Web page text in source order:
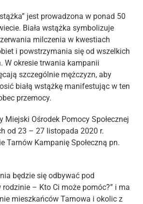
jest prowadzona w ponad 50
Biała wstążka symbolizuje
milczenia w kwestiach
i powstrzymania się od wszelkich
W okresie trwania kampanii
szczególnie mężczyzn, aby
białą wstążkę manifestując w ten
przemocy.
Miejski Ośrodek Pomocy Społecznej
od 23 – 27 listopada 2020 r.
Tarnów Kampanię Społeczną pn.
będzie się odbywać pod
rodzinie – Kto Ci może pomóc?” i ma
mieszkańców Tarnowa i okolic z